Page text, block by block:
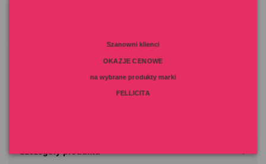
Witamina A (3a672a): 667 IU, Witamina D3 (3a671): 113 IU, Miedź (3b405):
1,7 mg, Mangan (3b502): 1,7 mg, Jod (3b202): 0,7 mg, Cynk (3b603): 10,7
mg, Tauryna (3a370): 5070 mg
80 g: 2,5 puszki/24 godziny dla kota o wadze 4 kg
Szczegóły produktu
Szanowni klienci
OKAZJE CENOWE
na wybrane produkty marki
FELLICITA